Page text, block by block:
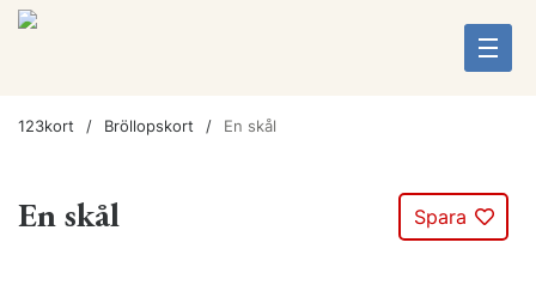
123kort Bröllopskort En skål
En skål Spara